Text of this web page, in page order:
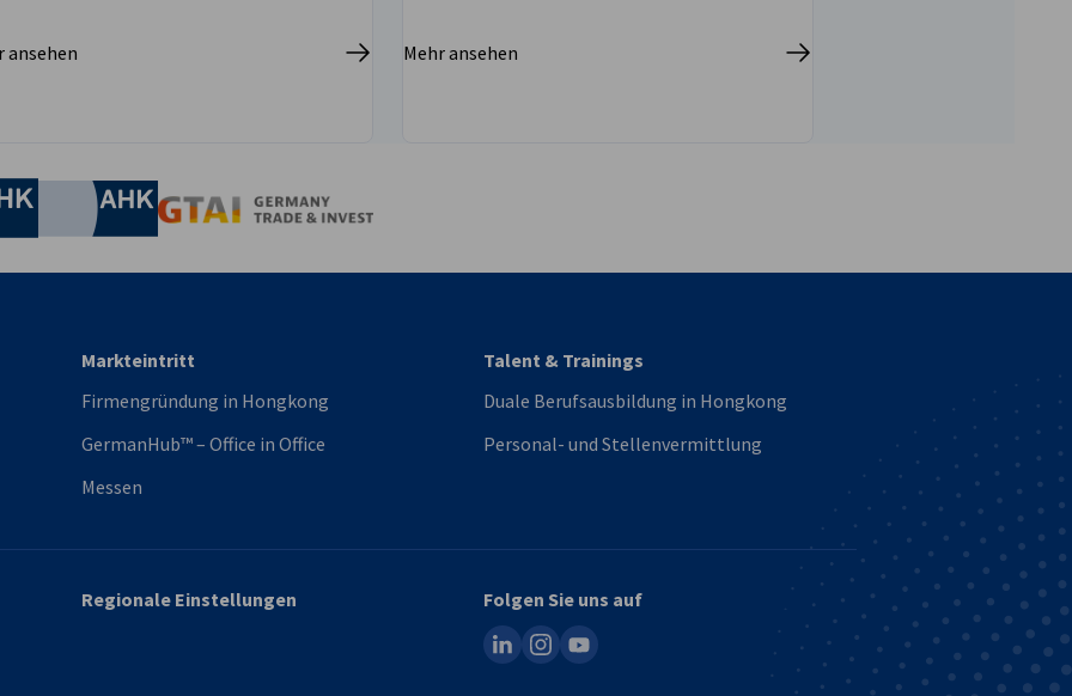
ansehen Mehr ansehen
Industrie- und Handelskammer
Industrie- und Handelskammer
AHK.de
Markteintritt
Firmengründung in Hongkong
GermanHub™ – Office in Office
Messen
Talent & Trainings
Duale Berufsausbildung in Hongkong
Personal- und Stellenvermittlung
Regionale Einstellungen
Folgen Sie uns auf
linkedininstagram
youtube